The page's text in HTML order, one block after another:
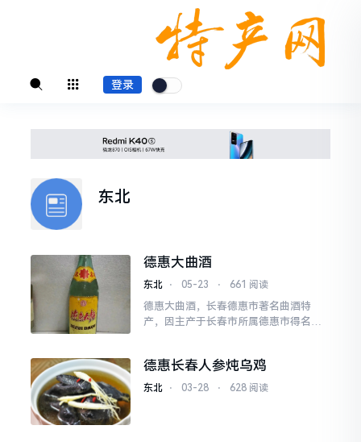
登录
东北
德惠大曲酒
东北 ⋅ 05-23 ⋅ 661 阅读
德惠大曲酒，长春德惠市著名曲酒特
产，因主产于长春市所属德惠市得名。
高粱和小麦为主要原料，经过
德惠长春人参炖乌鸡
东北 ⋅ 03-28 ⋅ 628 阅读